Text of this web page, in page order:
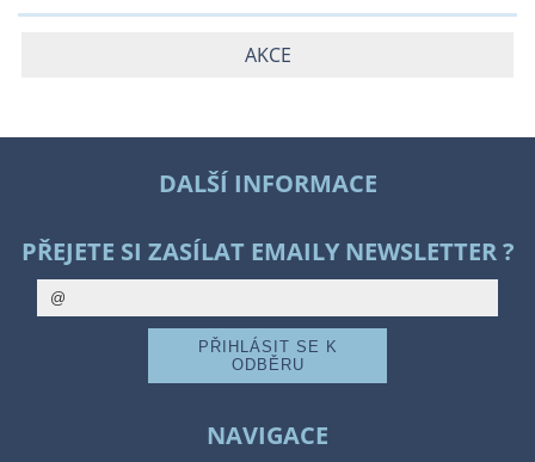
AKCE
DALŠÍ INFORMACE
PŘEJETE SI ZASÍLAT EMAILY NEWSLETTER ?
NAVIGACE